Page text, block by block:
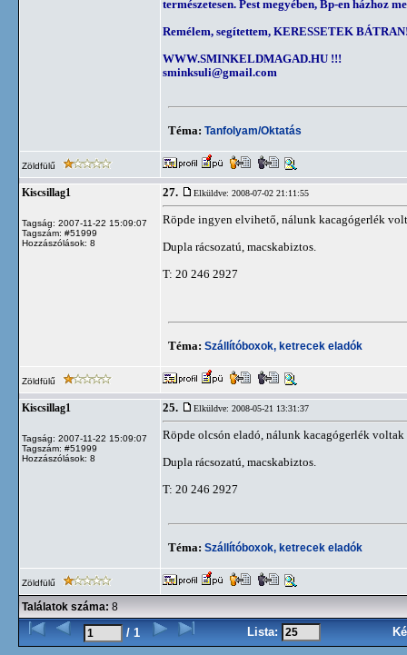
természetesen. Pest megyében, Bp-en házhoz
Remélem, segítettem, KERESSETEK
WWW.SMINKELDMAGAD.HU !!!
sminksuli@gmail.com
Téma: Tanfolyam/Oktatás
Zöldfülű
Kiscsillag1
Tagság: 2007-11-22 15:09:07
Tagszám: #51999
Hozzászólások: 8
27. Elküldve: 2008-07-02 21:11:55
Röpde ingyen elvihető, nálunk kacagógerlék
Dupla rácsozatú, macskabiztos.
T: 20 246 2927
Téma: Szállítóboxok, ketrecek eladók
Zöldfülű
Kiscsillag1
Tagság: 2007-11-22 15:09:07
Tagszám: #51999
Hozzászólások: 8
25. Elküldve: 2008-05-21 13:31:37
Röpde olcsón eladó, nálunk kacagógerlék voltak
Dupla rácsozatú, macskabiztos.
T: 20 246 2927
Téma: Szállítóboxok, ketrecek eladók
Zöldfülű
Találatok száma: 8
/ 1 Lista: